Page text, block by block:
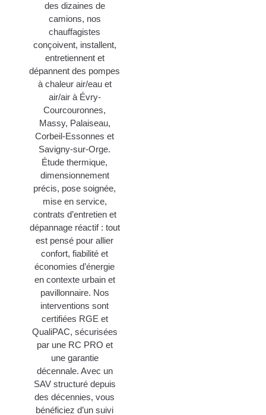
des dizaines de
camions, nos
chauffagistes
conçoivent, installent,
entretiennent et
dépannent des pompes
à chaleur air/eau et
air/air à Évry-
Courcouronnes,
Massy, Palaiseau,
Corbeil-Essonnes et
Savigny-sur-Orge.
Étude thermique,
dimensionnement
précis, pose soignée,
mise en service,
contrats d’entretien et
dépannage réactif : tout
est pensé pour allier
confort, fiabilité et
économies d’énergie
en contexte urbain et
pavillonnaire. Nos
interventions sont
certifiées RGE et
QualiPAC, sécurisées
par une RC PRO et
une garantie
décennale. Avec un
SAV structuré depuis
des décennies, vous
bénéficiez d’un suivi